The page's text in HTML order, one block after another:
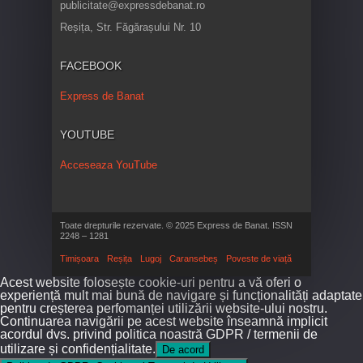
publicitate@expressdebanat.ro
Reșița, Str. Făgărașului Nr. 10
FACEBOOK
Express de Banat
YOUTUBE
Acceseaza YouTube
Toate drepturile rezervate. © 2025 Express de Banat. ISSN
2248 – 1281
Timișoara Reșița Lugoj Caransebeș Poveste de viață
Acest website folosește cookie-uri pentru a vă oferi o
experiență mult mai bună de navigare și funcționalități adaptate
pentru creșterea perfomanței utilizării website-ului nostru.
Continuarea navigării pe acest website înseamnă implicit
acordul dvs. privind politica noastră GDPR / termenii de
utilizare și confidențialitate.
De acord